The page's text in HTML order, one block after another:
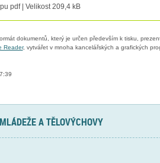
pdf | Velikost 209,4 kB
dokumentů, který je určen především k tisku,
Reader, vytvářet v mnoha kancelářských a grafických
A TĚLOVÝCHOVY